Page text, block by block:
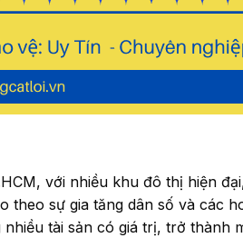
với nhiều khu đô thị hiện
sự gia tăng dân số và các
tài sản có giá trị, trở thành